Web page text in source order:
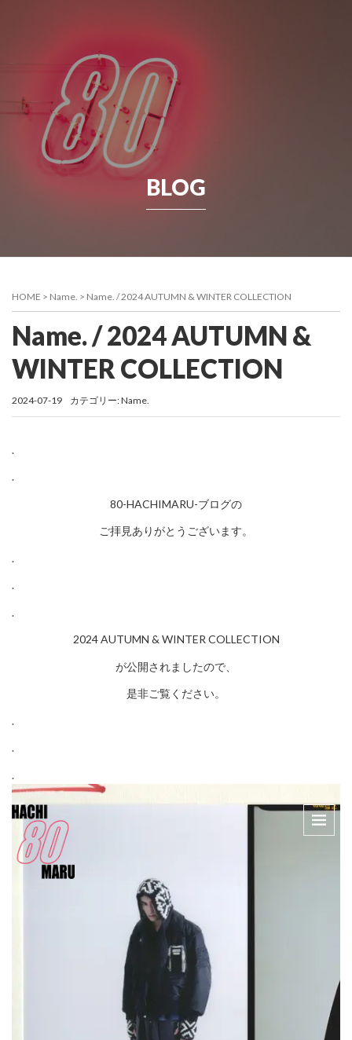
BLOG
HOME > Name. > Name. / 2024 AUTUMN & WINTER COLLECTION
Name. / 2024 AUTUMN &
WINTER COLLECTION
2024-07-19 カテゴリー:Name.
.
.
80-HACHIMARU-ブログの
ご拝見ありがとうございます。
.
.
.
2024 AUTUMN & WINTER COLLECTION
が公開されましたので、
是非ご覧ください。
.
.
.